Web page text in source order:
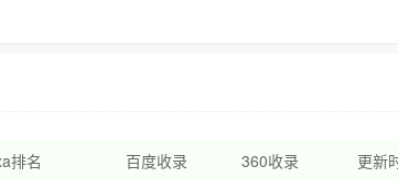
排名 百度收录 360收录 更新